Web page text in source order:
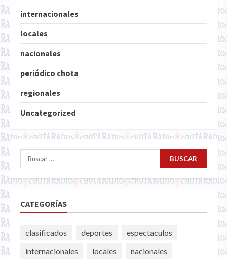
internacionales
locales
nacionales
periódico chota
regionales
Uncategorized
Buscar:
CATEGORÍAS
clasificados deportes
espectaculos
internacionales
locales
nacionales